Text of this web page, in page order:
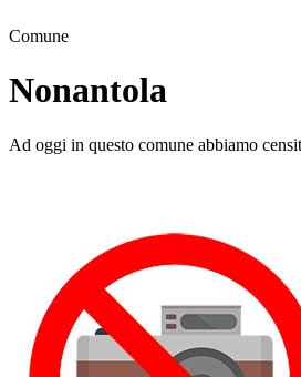
Comune
Nonantola
Ad oggi in questo comune abbiamo